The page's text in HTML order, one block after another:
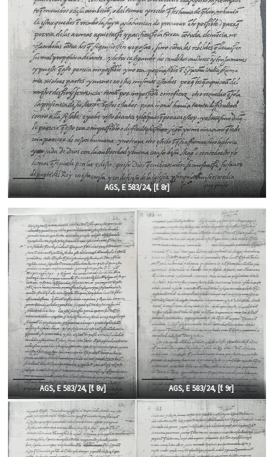
AGS, E 583/24, [f.8r]
AGS, E 583/24, [f.8v] AGS, E 583/24, [f.9r]